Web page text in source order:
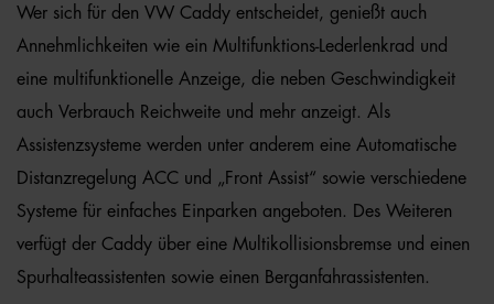
Wer sich für den VW Caddy entscheidet, genießt auch
Annehmlichkeiten wie ein Multifunktions-Lederlenkrad und
eine multifunktionelle Anzeige, die neben Geschwindigkeit
auch Verbrauch Reichweite und mehr anzeigt. Als
Assistenzsysteme werden unter anderem eine Automatische
Distanzregelung ACC und „Front Assist“ sowie verschiedene
Systeme für einfaches Einparken angeboten. Des Weiteren
verfügt der Caddy über eine Multikollisionsbremse und einen
Spurhalteassistenten sowie einen Berganfahrassistenten.